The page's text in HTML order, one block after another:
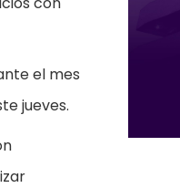
el mes
jueves.